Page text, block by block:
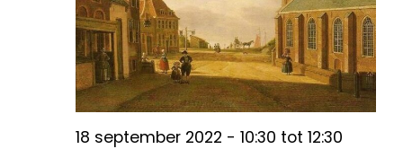
18 september 2022 - 10:30 tot 12:30